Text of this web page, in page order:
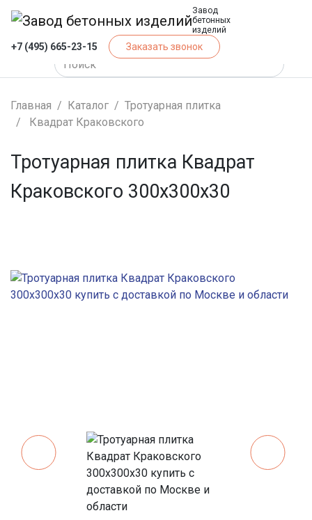
Завод
бетонных
изделий
+7 (495) 665-23-15 Заказать звонок
Главная Каталог
Тротуарная плитка
Квадрат Краковского
Тротуарная плитка Квадрат
Краковского 300х300х30